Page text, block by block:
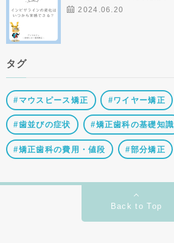
2024.06.20
タグ
マウスピース矯正 ワイヤー矯正
歯並びの症状 矯正歯科の基礎知識
矯正歯科の費用・値段 部分矯正
Back to Top